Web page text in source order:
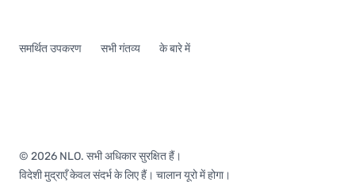
समर्थित उपकरण सभी गंतव्य के बारे में
© 2026 NLO. सभी अधिकार सुरक्षित हैं।
विदेशी मुद्राएँ केवल संदर्भ के लिए हैं। चालान यूरो में होगा।